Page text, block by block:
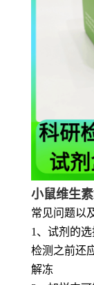
小鼠维生
常见问题以
1、试剂的
检测之前还
解冻